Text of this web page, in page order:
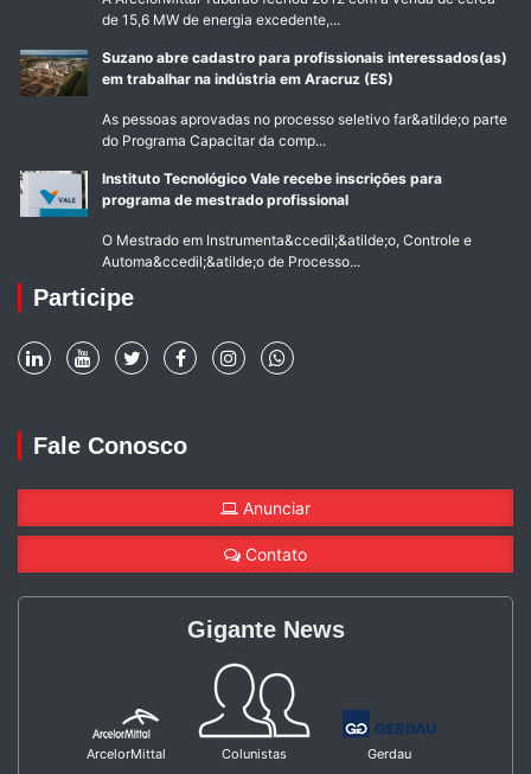
de 15,6 MW de energia excedente,...
Suzano abre cadastro para profissionais interessados(as)
em trabalhar na indústria em Aracruz (ES)
As pessoas aprovadas no processo seletivo far&atilde;o parte
do Programa Capacitar da comp...
Instituto Tecnológico Vale recebe inscrições para
programa de mestrado profissional
O Mestrado em Instrumenta&ccedil;&atilde;o, Controle e
Automa&ccedil;&atilde;o de Processo...
Participe
Fale Conosco
Anunciar
Contato
Gigante News
ArcelorMittal Colunistas Gerdau